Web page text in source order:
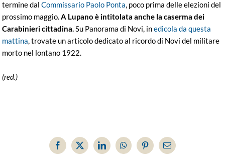
termine dalCommissario Paolo Ponta, poco prima delle elezioni del
prossimo maggio.A Lupano è intitolata anche la caserma dei
Carabinieri cittadina.Su Panorama di Novi, inedicola da questa
mattina, trovate un articolo dedicato al ricordo di Novi del militare
morto nel lontano 1922.
(red.)
Facebook
X LinkedInWhatsAppPinterestEmail